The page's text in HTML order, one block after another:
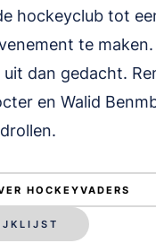
hockeyclub tot
te
dan gedacht.
en Walid
HOCKEYVADERS